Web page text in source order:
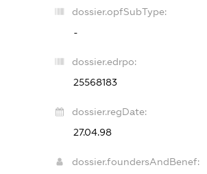
dossier.opfSubType:
-
dossier.edrpo:
25568183
dossier.regDate:
27.04.98
dossier.foundersAndBenef: